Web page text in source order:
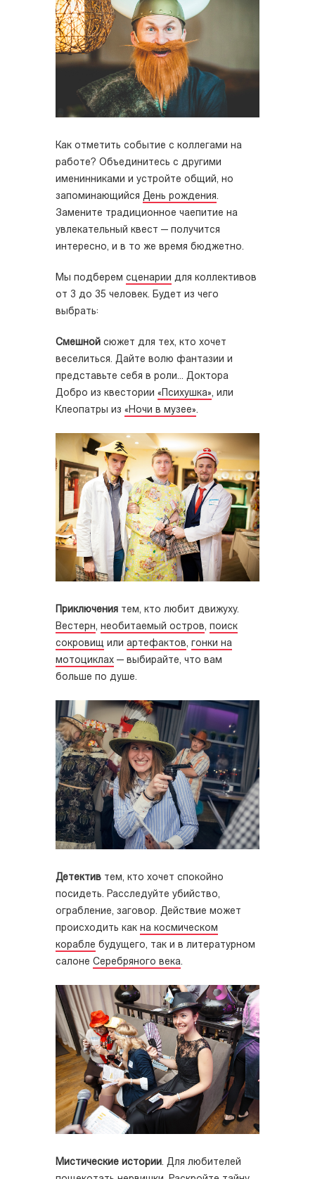
Как отметить событие с коллегами на
работе? Объединитесь с другими
именинниками и устройте общий, но
запоминающийся День рождения.
Замените традиционное чаепитие на
увлекательный квест — получится
интересно, и в то же время бюджетно.
Мы подберем сценарии для коллективов
от 3 до 35 человек. Будет из чего
выбрать:
Смешной сюжет для тех, кто хочет
веселиться. Дайте волю фантазии и
представьте себя в роли... Доктора
Добро из квестории «Психушка», или
Клеопатры из «Ночи в музее».
Приключения тем, кто любит движуху.
Вестерн, необитаемый остров, поиск
сокровищ или артефактов, гонки на
мотоциклах — выбирайте, что вам
больше по душе.
Детектив тем, кто хочет спокойно
посидеть. Расследуйте убийство,
ограбление, заговор. Действие может
происходить как на космическом
корабле будущего, так и в литературном
салоне Серебряного века.
Мистические истории. Для любителей